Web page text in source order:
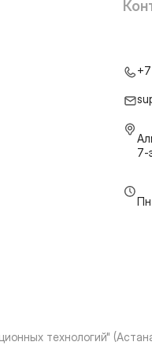
7-
технологий"